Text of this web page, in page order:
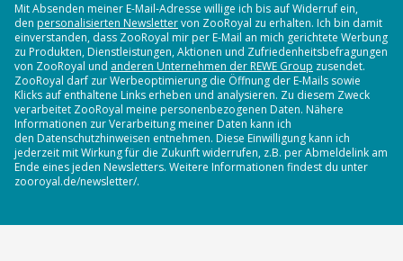
Mit Absenden meiner E-Mail-Adresse willige ich bis auf Widerruf ein,
den personalisierten Newslettervon ZooRoyal zu erhalten. Ich bin damit
einverstanden, dass ZooRoyal mir per E-Mail an mich gerichtete Werbung
zu Produkten, Dienstleistungen, Aktionen und Zufriedenheitsbefragungen
von ZooRoyal und anderen Unternehmen der REWE Group zusendet.
ZooRoyal darf zur Werbeoptimierung die Öffnung der E-Mails sowie
Klicks auf enthaltene Links erheben und analysieren. Zu diesem Zweck
verarbeitet ZooRoyal meine personenbezogenen Daten. Nähere
Informationen zur Verarbeitung meiner Daten kann ich
den Datenschutzhinweisen entnehmen. Diese Einwilligung kann ich
jederzeit mit Wirkung für die Zukunft widerrufen, z.B. per Abmeldelink am
Ende eines jeden Newsletters. Weitere Informationen findest du unter
zooroyal.de/newsletter/.